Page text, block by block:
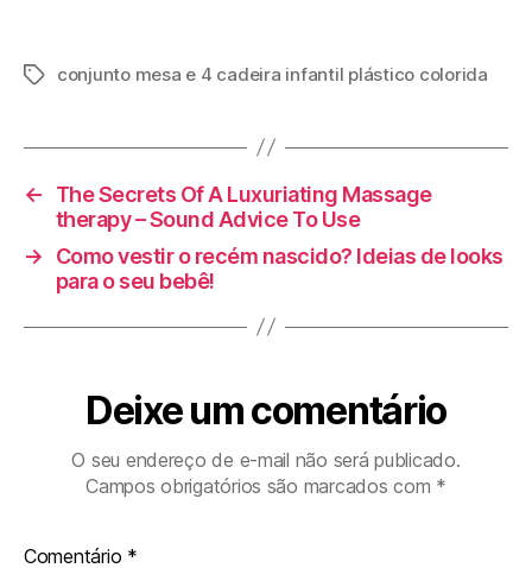
Tagsconjunto mesa e 4 cadeira infantil plástico colorida
←
The Secrets Of A Luxuriating Massage
therapy – Sound Advice To Use
→
Como vestir o recém nascido? Ideias de looks
para o seu bebê!
Deixe um comentário
O seu endereço de e-mail não será publicado.
Campos obrigatórios são marcados com *
Comentário *